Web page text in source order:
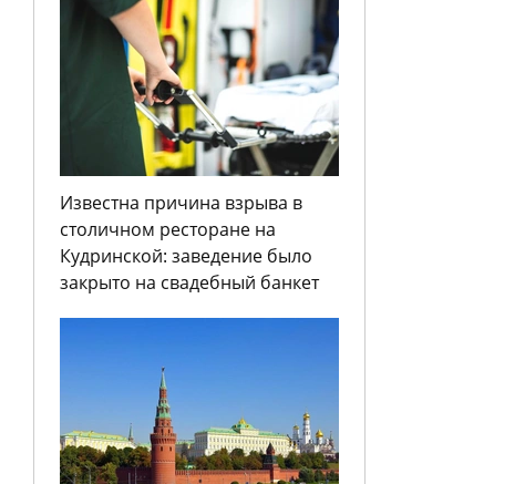
Известна причина взрыва в
столичном ресторане на
Кудринской: заведение было
закрыто на свадебный банкет